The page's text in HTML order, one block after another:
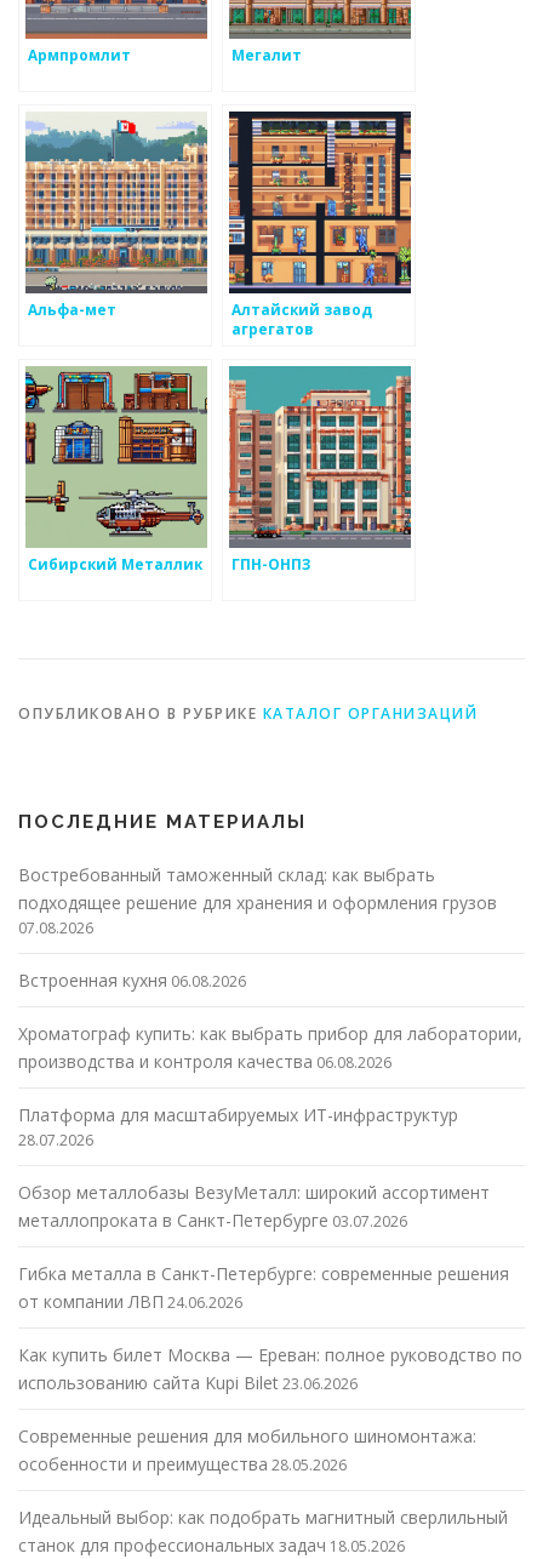
Армпромлит Мегалит
Альфа-мет
Алтайский завод
агрегатов
Сибирский Металлик ГПН-ОНПЗ
ОПУБЛИКОВАНО В РУБРИКЕ КАТАЛОГ ОРГАНИЗАЦИЙ
ПОСЛЕДНИЕ МАТЕРИАЛЫ
Востребованный таможенный склад: как выбрать
подходящее решение для хранения и оформления грузов
07.08.2026
Встроенная кухня 06.08.2026
Хроматограф купить: как выбрать прибор для лаборатории,
производства и контроля качества 06.08.2026
Платформа для масштабируемых ИТ-инфраструктур
28.07.2026
Обзор металлобазы ВезуМеталл: широкий ассортимент
металлопроката в Санкт-Петербурге 03.07.2026
Гибка металла в Санкт-Петербурге: современные решения
от компании ЛВП 24.06.2026
Как купить билет Москва — Ереван: полное руководство по
использованию сайта Kupi Bilet23.06.2026
Современные решения для мобильного шиномонтажа:
особенности и преимущества 28.05.2026
Идеальный выбор: как подобрать магнитный сверлильный
станок для профессиональных задач 18.05.2026